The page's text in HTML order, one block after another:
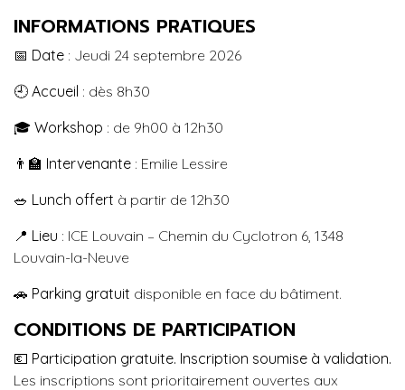
INFORMATIONS PRATIQUES
📅 Date : Jeudi 24 septembre 2026
🕘 Accueil : dès 8h30
🎓 Workshop : de 9h00 à 12h30
👨‍🏫 Intervenante : Emilie Lessire
🥗 Lunch offert à partir de 12h30
📍 Lieu : ICE Louvain – Chemin du Cyclotron 6, 1348
Louvain-la-Neuve
🚗 Parking gratuit disponible en face du bâtiment.
CONDITIONS DE PARTICIPATION
💶 Participation gratuite. Inscription soumise à validation.
Les inscriptions sont prioritairement ouvertes aux